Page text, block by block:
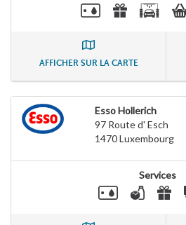
AFFICHER SUR LA CARTE
Esso Hollerich
97 Route d' Esch
1470Luxembourg
Services